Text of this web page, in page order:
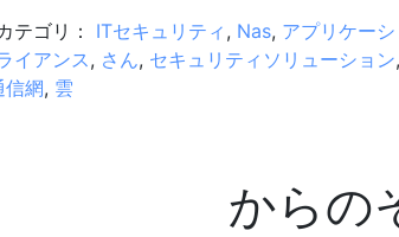
テゴリ： ITセキュリティ , Nas, アプリケー
イアンス, さん, セキュリティソリューション,
信網, 雲
からの